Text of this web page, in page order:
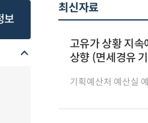
보
최신자료
고유가 상황 지
상향 (면세경유
기획예산처 예산실